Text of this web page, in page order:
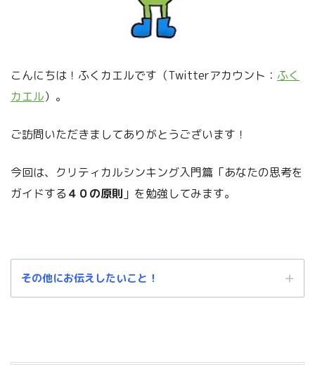
こんにちは！ふくカエルです（Twitterアカウント： ふく
カエル）。
ご訪問いただきましてありがとうございます！
今回は、クリティカルシンキング入門篇「あなたの思考を
ガイドする４０の原則 」を勉強してみます。
その他にお伝えしたいこと！